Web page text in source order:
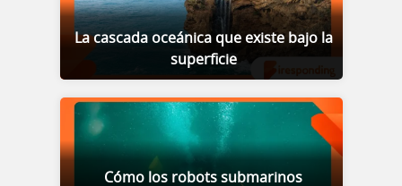
La cascada oceánica que existe bajo la
superficie
Cómo los robots submarinos